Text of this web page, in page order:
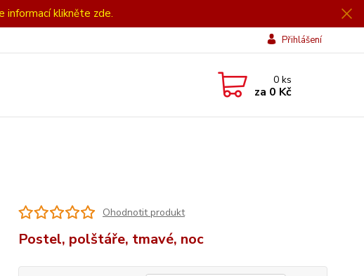
informací klikněte zde.
Přihlášení
0ks
za 0 Kč
Ohodnotit produkt
Postel, polštáře, tmavé, noc